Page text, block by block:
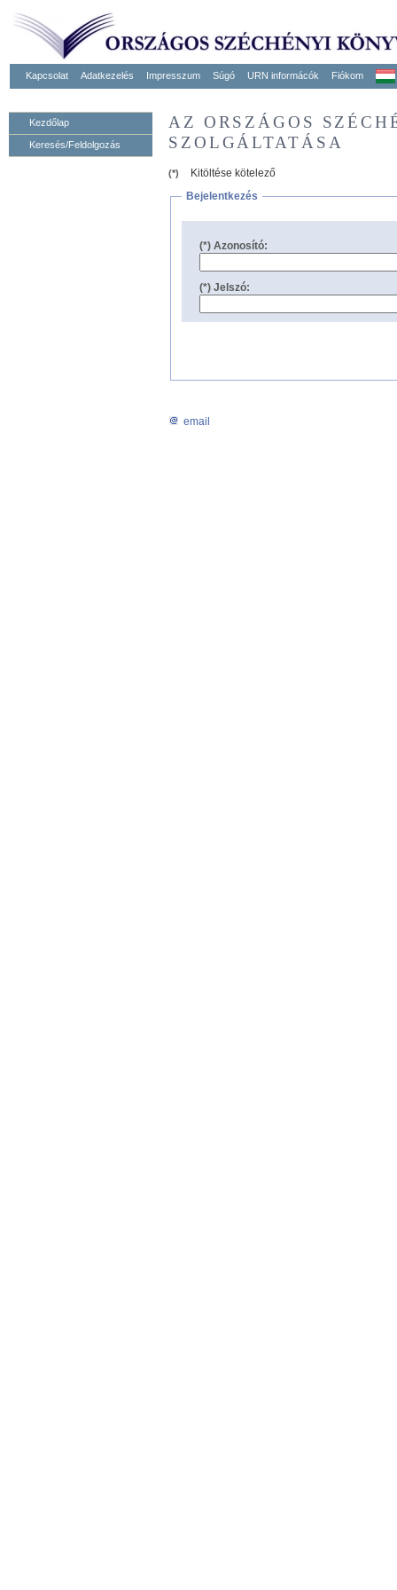
Kapcsolat Adatkezelés Impresszum Súgó URN informácók Fiókom
Kezdőlap
Keresés/Feldolgozás
AZ ORSZÁGOS
SZOLGÁLTATÁSA
(*)
Kitöltése kötelező
Bejelentkezés
(*) Azonosító:
(*) Jelszó:
email